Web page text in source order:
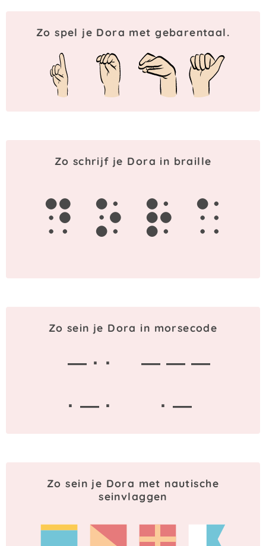
Zo spel je Dora met gebarentaal.
Zo schrijf je Dora in braille
d o r a
Zo sein je Dora in morsecode
— · ·
— — —
· — ·
· —
Zo sein je Dora met nautische
seinvlaggen